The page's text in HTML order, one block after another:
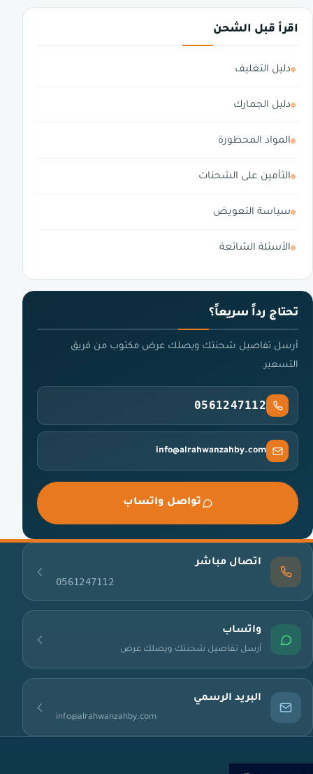
اقرأ قبل الشحن
دليل التغليف
دليل الجمارك
المواد المحظورة
التأمين على الشحنات
سياسة التعويض
الأسئلة الشائعة
تحتاج رداً سريعاً؟
أرسل تفاصيل شحنتك ويصلك عرض مكتوب من فريق
التسعير.
0561247112
info@alrahwanzahby.com
تواصل واتساب
اتصال مباشر
0561247112
واتساب
أرسل تفاصيل شحنتك ويصلك عرض
البريد الرسمي
info@alrahwanzahby.com